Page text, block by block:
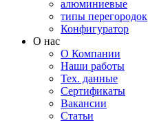
алюминиевые
типы перегородок
Конфигуратор
О нас
О Компании
Наши работы
Тех. данные
Сертификаты
Вакансии
Статьи